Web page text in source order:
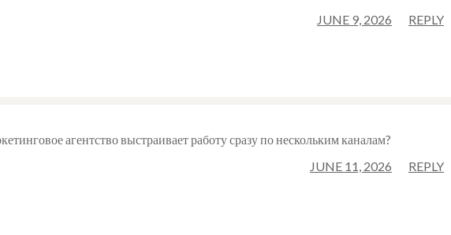
REPLY
JUNE 9, 2026
агентство выстраивает работу сразу по нескольким каналам?
REPLY
JUNE 11, 2026